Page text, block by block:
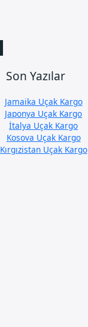
Son Yazılar
Jamaika Uçak Kargo
Japonya Uçak Kargo
İtalya Uçak Kargo
Kosova Uçak Kargo
Kırgızistan Uçak Kargo